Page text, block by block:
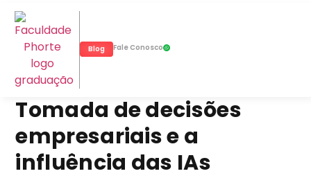
Blog Fale Conosco
Tomada de decisões
empresariais e a
influência das IAs